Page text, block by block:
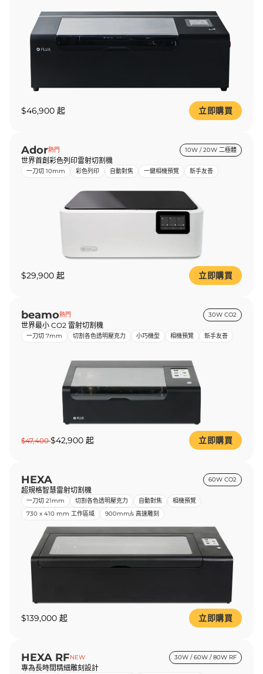
$46,900 起 立即購買
Ador熱門 10W / 20W 二極體
世界首創彩色列印雷射切割機
一刀切 10mm 彩色列印 自動對焦 一鍵相機預覽 新手友善
$29,900 起 立即購買
beamo熱門 30W CO2
世界最小 CO2 雷射切割機
一刀切 7mm 切割各色透明壓克力 小巧機型 相機預覽 新手友善
$47,400$42,900 起 立即購買
HEXA 60W CO2
超規格智慧雷射切割機
一刀切 21mm 切割各色透明壓克力 自動對焦
相機預覽
730 x 410 mm 工作區域
900mm/s 高速雕刻
$139,000 起 立即購買
HEXA RFNEW 30W / 60W / 80W RF
專為長時間精細雕刻設計